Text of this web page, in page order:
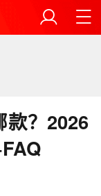
款？2026